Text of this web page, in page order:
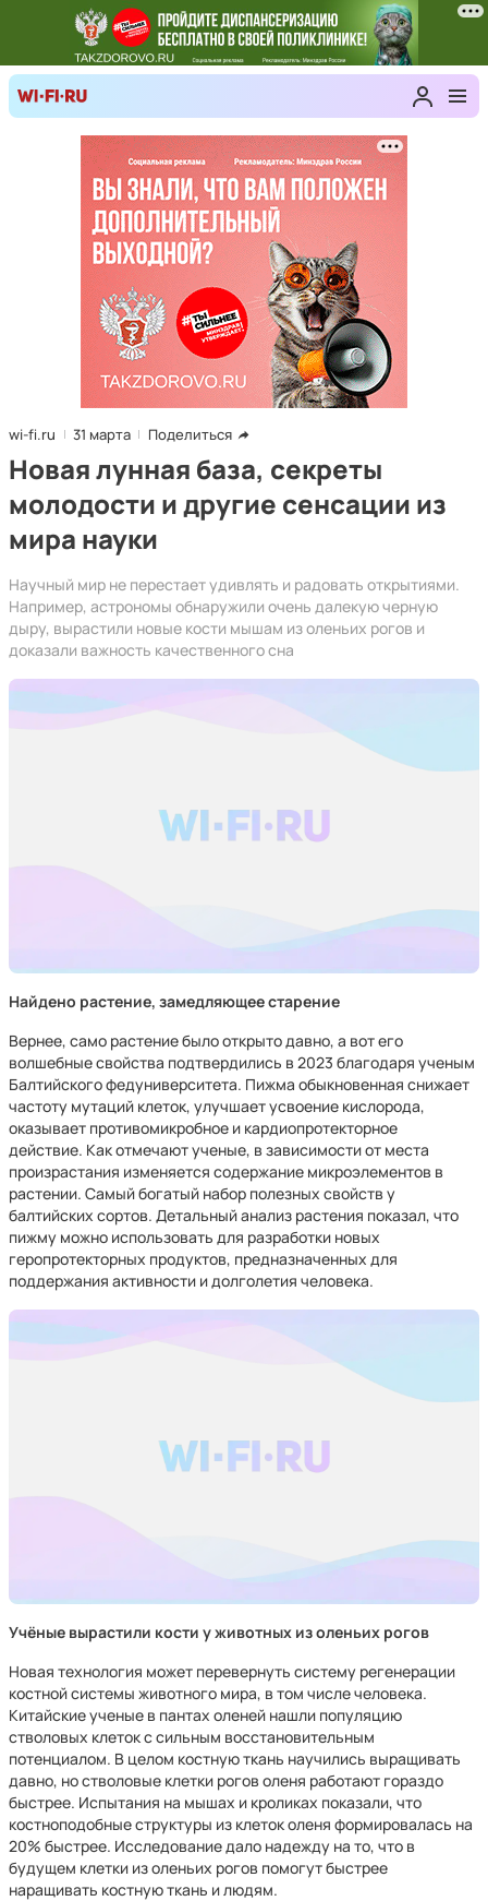
wi-fi.ru 31 марта Поделиться
Новая лунная база, секреты
молодости и другие сенсации из
мира науки
Научный мир не перестает удивлять и радовать открытиями.
Например, астрономы обнаружили очень далекую черную
дыру, вырастили новые кости мышам из оленьих рогов и
доказали важность качественного сна
Найдено растение, замедляющее старение
Вернее, само растение было открыто давно, а вот его
волшебные свойства подтвердились в 2023 благодаря ученым
Балтийского федуниверситета. Пижма обыкновенная снижает
частоту мутаций клеток, улучшает усвоение кислорода,
оказывает противомикробное и кардиопротекторное
действие. Как отмечают ученые, в зависимости от места
произрастания изменяется содержание микроэлементов в
растении. Самый богатый набор полезных свойств у
балтийских сортов. Детальный анализ растения показал, что
пижму можно использовать для разработки новых
геропротекторных продуктов, предназначенных для
поддержания активности и долголетия человека.
Учёные вырастили кости у животных из оленьих рогов
Новая технология может перевернуть систему регенерации
костной системы животного мира, в том числе человека.
Китайские ученые в пантах оленей нашли популяцию
стволовых клеток с сильным восстановительным
потенциалом. В целом костную ткань научились выращивать
давно, но стволовые клетки рогов оленя работают гораздо
быстрее. Испытания на мышах и кроликах показали, что
костноподобные структуры из клеток оленя формировалась на
20% быстрее. Исследование дало надежду на то, что в
будущем клетки из оленьих рогов помогут быстрее
наращивать костную ткань и людям.